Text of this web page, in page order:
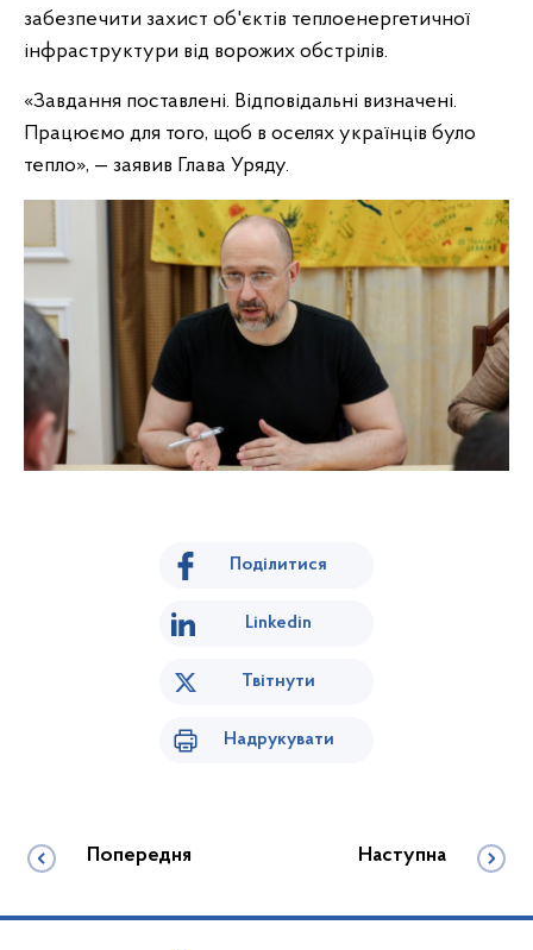
забезпечити захист об'єктів теплоенергетичної
інфраструктури від ворожих обстрілів.
«Завдання поставлені. Відповідальні визначені.
Працюємо для того, щоб в оселях українців було
тепло», — заявив Глава Уряду.
Поділитися
Linkedin
Твітнути
Надрукувати
Попередня Наступна